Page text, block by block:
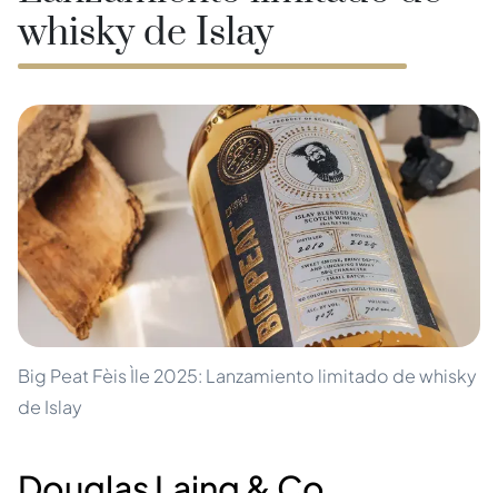
whisky de Islay
Big Peat Fèis Ìle 2025: Lanzamiento limitado de whisky
de Islay